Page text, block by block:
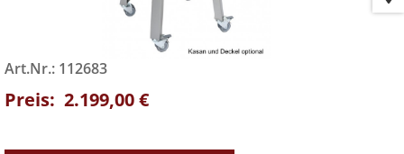
Art.Nr.: 112683
Preis: 2.199,00 €